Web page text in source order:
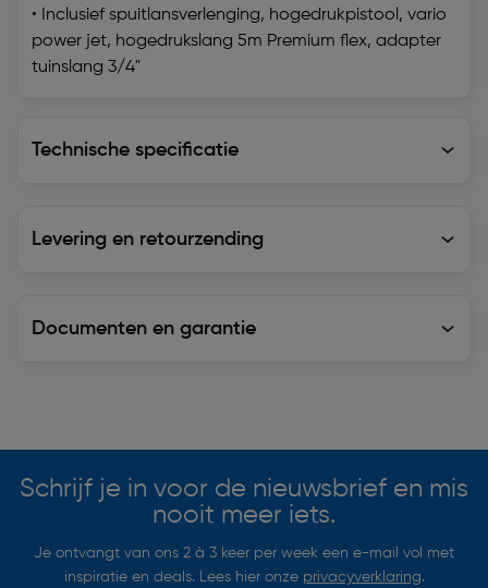
• Inclusief spuitlansverlenging, hogedrukpistool, vario
power jet, hogedrukslang 5m Premium flex, adapter
tuinslang 3/4"
Technische specificatie
Levering en retourzending
Documenten en garantie
Schrijf je in voor de nieuwsbrief en mis
nooit meer iets.
Je ontvangt van ons 2 à 3 keer per week een e-mail vol met
inspiratie en deals. Lees hier onze privacyverklaring.